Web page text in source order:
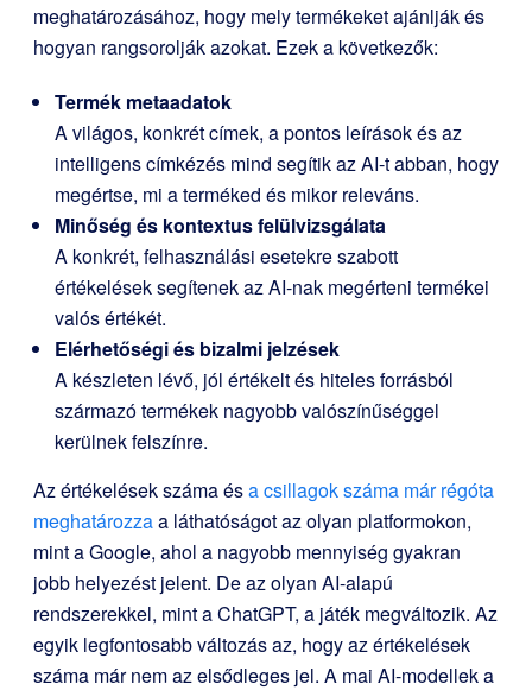
meghatározásához, hogy mely termékeket ajánlják és
hogyan rangsorolják azokat. Ezek a következők:
Termék metaadatok
A világos, konkrét címek, a pontos leírások és az
intelligens címkézés mind segítik az AI-t abban, hogy
megértse, mi a terméked és mikor releváns.
Minőség és kontextus felülvizsgálata
A konkrét, felhasználási esetekre szabott
értékelések segítenek az AI-nak megérteni termékei
valós értékét.
Elérhetőségi és bizalmi jelzések
A készleten lévő, jól értékelt és hiteles forrásból
származó termékek nagyobb valószínűséggel
kerülnek felszínre.
Az értékelések száma ésa csillagok száma már régóta
meghatározzaa láthatóságot az olyan platformokon,
mint a Google, ahol a nagyobb mennyiség gyakran
jobb helyezést jelent. De az olyan AI-alapú
rendszerekkel, mint a ChatGPT, a játék megváltozik. Az
egyik legfontosabb változás az, hogy az értékelések
száma már nem az elsődleges jel. A mai AI-modellek a